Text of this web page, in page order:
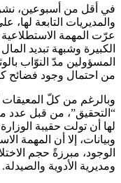
في أقل من أسبوعين،
والمديريات التابعة لها،
عرّت المهمة
الكبيرة وشبهة تبديد
المسؤولين مدّ النوّاب
من احتمال وجود فضائح
وبالرغم من كلّ
“التحقيق”، من قبل عدد
لها أن تولت حقيبة
وبيانات، إلا أن المهمة
الوجود، مبرزةً حجم
ومديرية الأدوية والصيدلة.